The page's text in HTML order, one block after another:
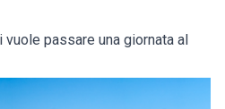
passare una giornata al